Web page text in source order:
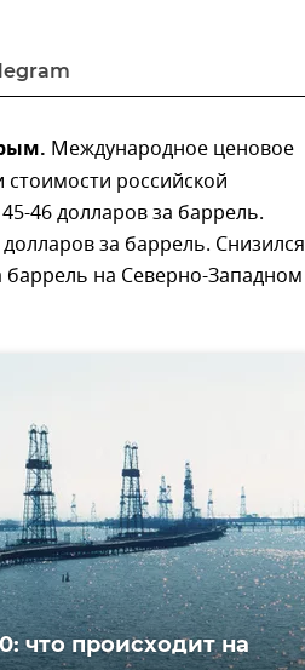
Международное ценовое
российской
46 долларов за баррель.
за баррель. Снизился
на Северно-Западном
что происходит на